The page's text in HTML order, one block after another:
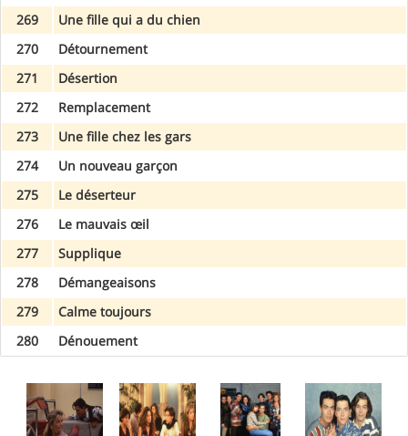
269
Une fille qui a du chien
270
Détournement
271
Désertion
272
Remplacement
273
Une fille chez les gars
274
Un nouveau garçon
275
Le déserteur
276
Le mauvais œil
277
Supplique
278
Démangeaisons
279
Calme toujours
280
Dénouement